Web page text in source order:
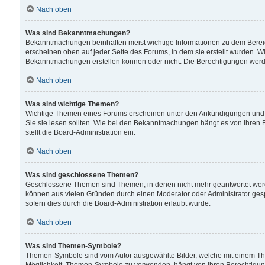
Nach oben
Was sind Bekanntmachungen?
Bekanntmachungen beinhalten meist wichtige Informationen zu dem
erscheinen oben auf jeder Seite des Forums, in dem sie erstellt wurden.
Bekanntmachungen erstellen können oder nicht. Die Berechtigungen
Nach oben
Was sind wichtige Themen?
Wichtige Themen eines Forums erscheinen unter den Ankündigungen
Sie sie lesen sollten. Wie bei den Bekanntmachungen hängt es von
stellt die Board-Administration ein.
Nach oben
Was sind geschlossene Themen?
Geschlossene Themen sind Themen, in denen nicht mehr geantwortet
können aus vielen Gründen durch einen Moderator oder Administrator
sofern dies durch die Board-Administration erlaubt wurde.
Nach oben
Was sind Themen-Symbole?
Themen-Symbole sind vom Autor ausgewählte Bilder, welche mit einem